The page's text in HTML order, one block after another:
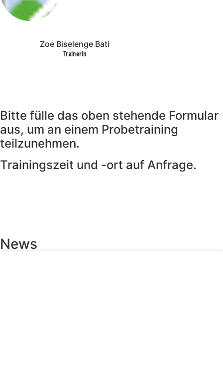
Zoe Biselenge Bati
Trainerin
Bitte fülle das oben stehende Formular
aus, um an einem Probetraining
teilzunehmen.
Trainingszeit und -ort auf Anfrage.
News